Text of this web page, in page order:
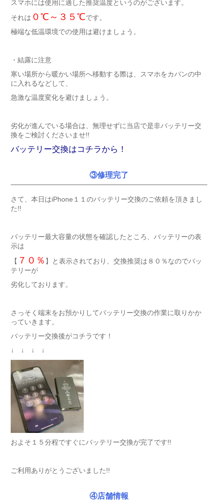
スマホには使用に適した推奨温度というのがございます。
それは ０℃～３５℃です。
極端な低温環境での使用は避けましょう。
・結露に注意
寒い場所から暖かい場所へ移動する際は、スマホをカバンの中
に入れるなどして、
急激な温度変化を避けましょう。
劣化が進んでいる場合は、無理せずに当店で是非バッテリー交
換をご検討くださいませ!!
バッテリー交換はコチラから！
③修理完了
さて、本日はiPhone１１のバッテリー交換のご依頼を頂きまし
た!!
バッテリー最大容量の状態を確認したところ、バッテリーの表
示は
【 ７０％ 】と表示されており、交換推奨は８０％なのでバッ
テリーが
劣化しております。
さっそく端末をお預かりしてバッテリー交換の作業に取りかか
っていきます。
バッテリー交換後がコチラです！
↓ ↓ ↓ ↓
およそ１５分程ですぐにバッテリー交換が完了です!!
ご利用ありがとうございました!!
④店舗情報